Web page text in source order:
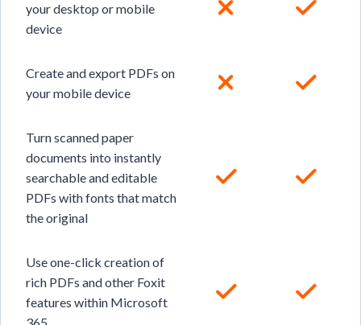
your desktop or mobile
device
Create and export PDFs on
your mobile device
Turn scanned paper
documents into instantly
searchable and editable
PDFs with fonts that match
the original
Use one-click creation of
rich PDFs and other Foxit
features within Microsoft